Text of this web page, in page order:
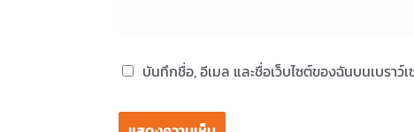
บันทึกชื่อ, อีเมล และชื่อเว็บไซต์ของฉันบนเบรา